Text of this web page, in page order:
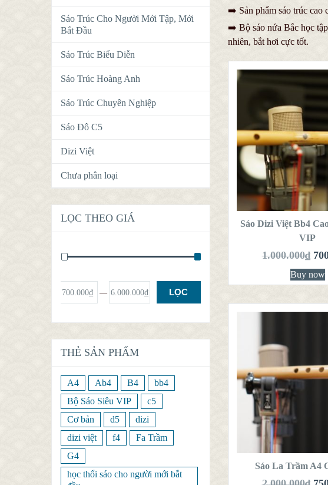
➡️ Sản phẩm sáo trúc cao
➡️ Bộ sáo nứa Bắc học
nhiên, bắt hơi cực tốt.
QUICK
VIEW
THÊM VÀO
HÀNG
Sáo Dizi Việt Bb4
VIP
1.000.000₫
Buy now
QUICK
VIEW
THÊM VÀO
HÀNG
Sáo La Trầm A4
Sáo Trúc Cho Người Mới Tập, Mới
Bắt Đầu
Sáo Trúc Biểu Diễn
Sáo Trúc Hoàng Anh
Sáo Trúc Chuyên Nghiệp
Sáo Đô C5
Dizi Việt
Chưa phân loại
LỌC THEO GIÁ
LỌC
700.000₫ — 6.000.000₫
THẺ SẢN PHẨM
A4 Ab4 B4
bb4
Bộ Sáo Siêu VIP
c5
Cơ bản
d5
dizi
dizi việt
f4
Fa Trầm
G4
học thổi sáo cho người mới bắt